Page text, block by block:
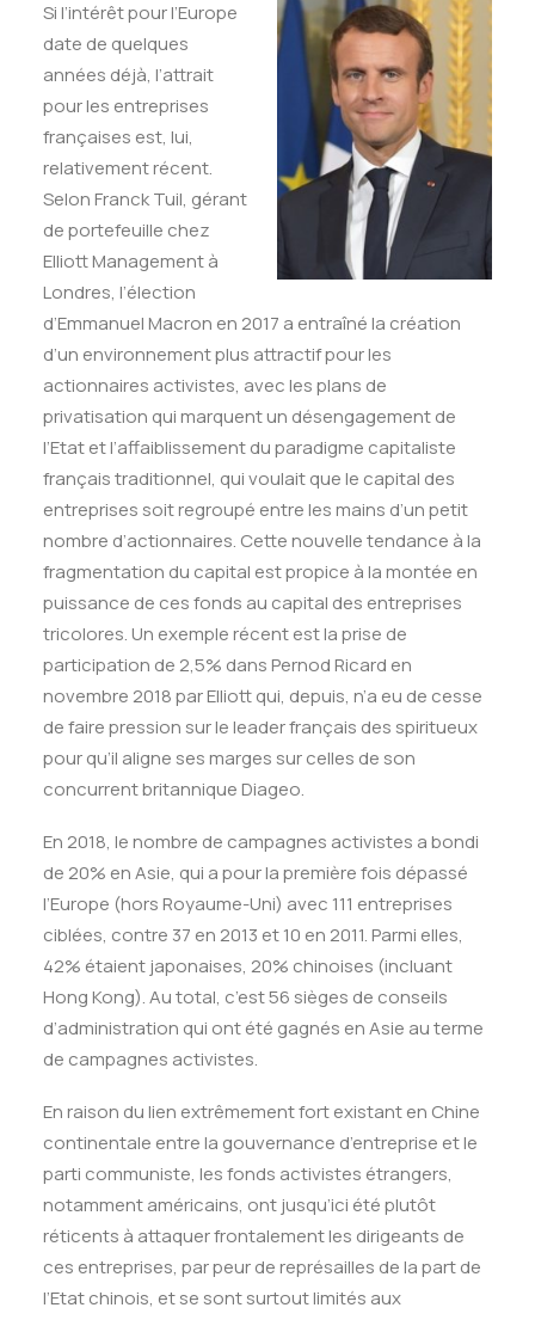
Si l’intérêt pour l’Europe
date de quelques
années déjà, l’attrait
pour les entreprises
françaises est, lui,
relativement récent.
Selon Franck Tuil, gérant
de portefeuille chez
Elliott Management à
Londres, l’élection
d’Emmanuel Macron en 2017 a entraîné la création
d’un environnement plus attractif pour les
actionnaires activistes, avec les plans de
privatisation qui marquent un désengagement de
l’Etat et l’affaiblissement du paradigme capitaliste
français traditionnel, qui voulait que le capital des
entreprises soit regroupé entre les mains d’un petit
nombre d’actionnaires. Cette nouvelle tendance à la
fragmentation du capital est propice à la montée en
puissance de ces fonds au capital des entreprises
tricolores. Un exemple récent est la prise de
participation de 2,5% dans Pernod Ricard en
novembre 2018 par Elliott qui, depuis, n’a eu de cesse
de faire pression sur le leader français des spiritueux
pour qu’il aligne ses marges sur celles de son
concurrent britannique Diageo.
En 2018, le nombre de campagnes activistes a bondi
de 20% en Asie, qui a pour la première fois dépassé
l’Europe (hors Royaume-Uni) avec 111 entreprises
ciblées, contre 37 en 2013 et 10 en 2011. Parmi elles,
42% étaient japonaises, 20% chinoises (incluant
Hong Kong). Au total, c’est 56 sièges de conseils
d’administration qui ont été gagnés en Asie au terme
de campagnes activistes.
En raison du lien extrêmement fort existant en Chine
continentale entre la gouvernance d’entreprise et le
parti communiste, les fonds activistes étrangers,
notamment américains, ont jusqu’ici été plutôt
réticents à attaquer frontalement les dirigeants de
ces entreprises, par peur de représailles de la part de
l’Etat chinois, et se sont surtout limités aux